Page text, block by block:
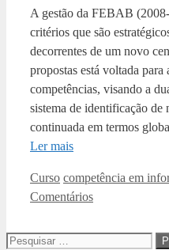
A gestão da FEBAB
critérios que são
decorrentes de um novo
propostas está voltada para
competências, visando a
sistema de identificação de
continuada em termos
Ler mais
Categorias
Curso Tags
competência em
Comentários
Pesquisar